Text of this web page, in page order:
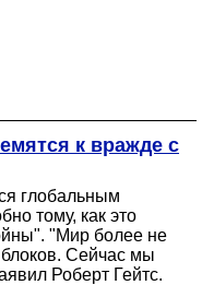
к вражде с
глобальным
тому, как это
"Мир более не
блоков. Сейчас мы
Роберт Гейтс.